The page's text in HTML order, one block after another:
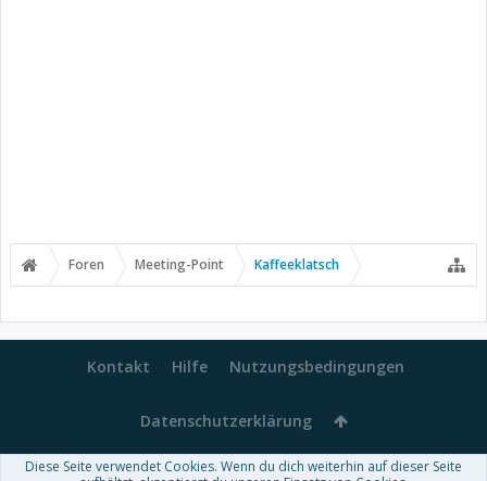
Foren Meeting-Point Kaffeeklatsch
Kontakt Hilfe Nutzungsbedingungen
Datenschutzerklärung
Diese Seite verwendet Cookies. Wenn du dich weiterhin auf dieser Seite